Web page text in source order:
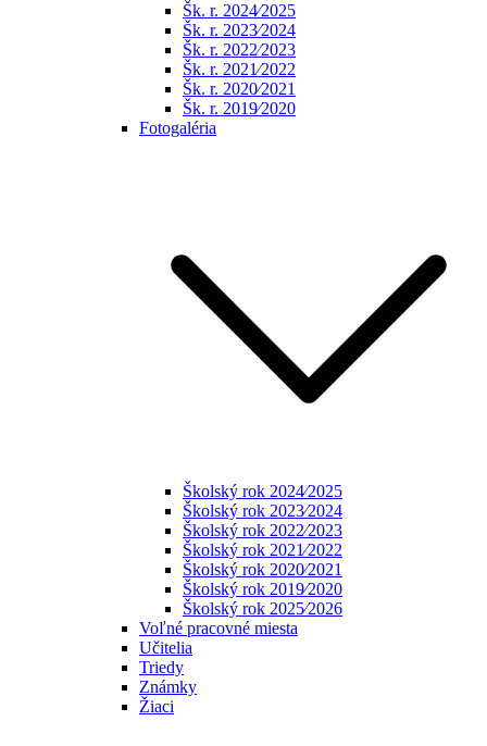
Šk. r. 2024⁄2025
Šk. r. 2023⁄2024
Šk. r. 2022⁄2023
Šk. r. 2021⁄2022
Šk. r. 2020⁄2021
Šk. r. 2019⁄2020
Fotogaléria
Školský rok 2024⁄2025
Školský rok 2023⁄2024
Školský rok 2022⁄2023
Školský rok 2021⁄2022
Školský rok 2020⁄2021
Školský rok 2019⁄2020
Školský rok 2025⁄2026
Voľné pracovné miesta
Učitelia
Triedy
Známky
Žiaci